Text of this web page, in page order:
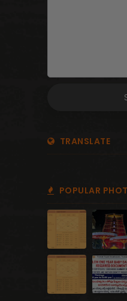
TRANSLATE
POPULAR